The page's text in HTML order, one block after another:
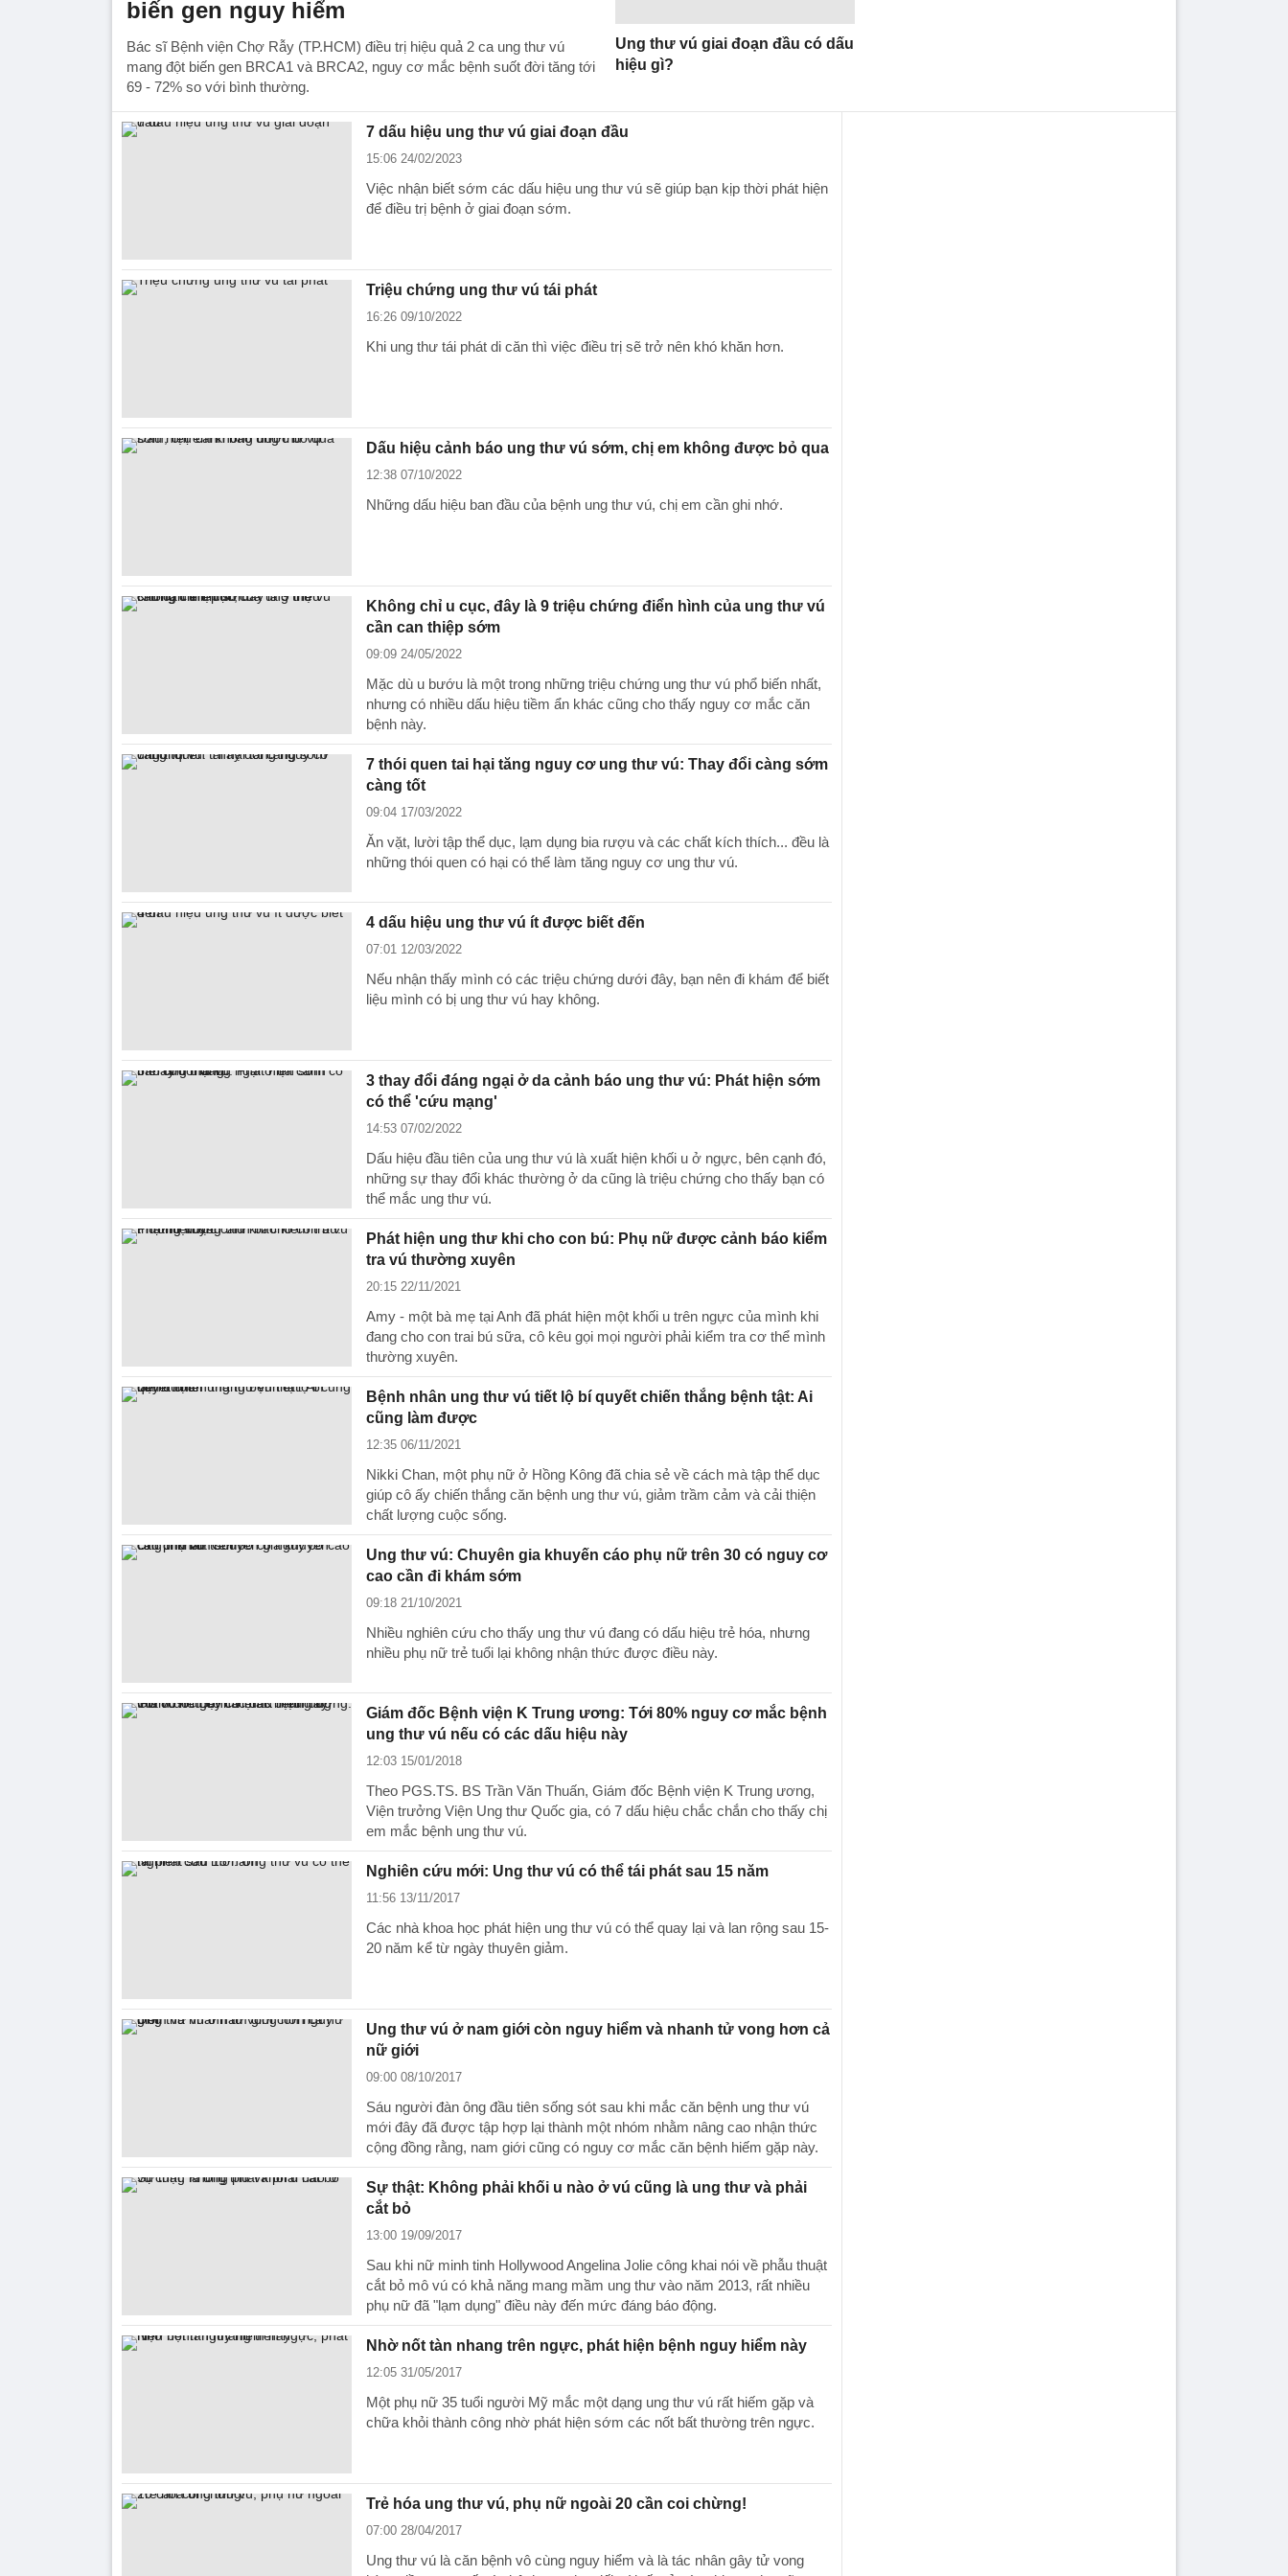
biến gen nguy hiểm
Bác sĩ Bệnh viện Chợ Rẫy (TP.HCM) điều trị hiệu quả 2 ca ung thư vú
mang đột biến gen BRCA1 và BRCA2, nguy cơ mắc bệnh suốt đời tăng tới
69 - 72% so với bình thường.
Ung thư vú giai đoạn đầu có dấu
hiệu gì?
7 dấu hiệu ung thư vú giai đoạn đầu
15:06 24/02/2023
Việc nhận biết sớm các dấu hiệu ung thư vú sẽ giúp bạn kịp thời phát hiện
để điều trị bệnh ở giai đoạn sớm.
Triệu chứng ung thư vú tái phát
16:26 09/10/2022
Khi ung thư tái phát di căn thì việc điều trị sẽ trở nên khó khăn hơn.
Dấu hiệu cảnh báo ung thư vú sớm, chị em không được bỏ qua
12:38 07/10/2022
Những dấu hiệu ban đầu của bệnh ung thư vú, chị em cần ghi nhớ.
Không chỉ u cục, đây là 9 triệu chứng điển hình của ung thư vú
cần can thiệp sớm
09:09 24/05/2022
Mặc dù u bướu là một trong những triệu chứng ung thư vú phổ biến nhất,
nhưng có nhiều dấu hiệu tiềm ẩn khác cũng cho thấy nguy cơ mắc căn
bệnh này.
7 thói quen tai hại tăng nguy cơ ung thư vú: Thay đổi càng sớm
càng tốt
09:04 17/03/2022
Ăn vặt, lười tập thể dục, lạm dụng bia rượu và các chất kích thích... đều là
những thói quen có hại có thể làm tăng nguy cơ ung thư vú.
4 dấu hiệu ung thư vú ít được biết đến
07:01 12/03/2022
Nếu nhận thấy mình có các triệu chứng dưới đây, bạn nên đi khám để biết
liệu mình có bị ung thư vú hay không.
3 thay đổi đáng ngại ở da cảnh báo ung thư vú: Phát hiện sớm
có thể 'cứu mạng'
14:53 07/02/2022
Dấu hiệu đầu tiên của ung thư vú là xuất hiện khối u ở ngực, bên cạnh đó,
những sự thay đổi khác thường ở da cũng là triệu chứng cho thấy bạn có
thể mắc ung thư vú.
Phát hiện ung thư khi cho con bú: Phụ nữ được cảnh báo kiểm
tra vú thường xuyên
20:15 22/11/2021
Amy - một bà mẹ tại Anh đã phát hiện một khối u trên ngực của mình khi
đang cho con trai bú sữa, cô kêu gọi mọi người phải kiểm tra cơ thể mình
thường xuyên.
Bệnh nhân ung thư vú tiết lộ bí quyết chiến thắng bệnh tật: Ai
cũng làm được
12:35 06/11/2021
Nikki Chan, một phụ nữ ở Hồng Kông đã chia sẻ về cách mà tập thể dục
giúp cô ấy chiến thắng căn bệnh ung thư vú, giảm trầm cảm và cải thiện
chất lượng cuộc sống.
Ung thư vú: Chuyên gia khuyến cáo phụ nữ trên 30 có nguy cơ
cao cần đi khám sớm
09:18 21/10/2021
Nhiều nghiên cứu cho thấy ung thư vú đang có dấu hiệu trẻ hóa, nhưng
nhiều phụ nữ trẻ tuổi lại không nhận thức được điều này.
Giám đốc Bệnh viện K Trung ương: Tới 80% nguy cơ mắc bệnh
ung thư vú nếu có các dấu hiệu này
12:03 15/01/2018
Theo PGS.TS. BS Trần Văn Thuấn, Giám đốc Bệnh viện K Trung ương,
Viện trưởng Viện Ung thư Quốc gia, có 7 dấu hiệu chắc chắn cho thấy chị
em mắc bệnh ung thư vú.
Nghiên cứu mới: Ung thư vú có thể tái phát sau 15 năm
11:56 13/11/2017
Các nhà khoa học phát hiện ung thư vú có thể quay lại và lan rộng sau 15-
20 năm kể từ ngày thuyên giảm.
Ung thư vú ở nam giới còn nguy hiểm và nhanh tử vong hơn cả
nữ giới
09:00 08/10/2017
Sáu người đàn ông đầu tiên sống sót sau khi mắc căn bệnh ung thư vú
mới đây đã được tập hợp lại thành một nhóm nhằm nâng cao nhận thức
cộng đồng rằng, nam giới cũng có nguy cơ mắc căn bệnh hiếm gặp này.
Sự thật: Không phải khối u nào ở vú cũng là ung thư và phải
cắt bỏ
13:00 19/09/2017
Sau khi nữ minh tinh Hollywood Angelina Jolie công khai nói về phẫu thuật
cắt bỏ mô vú có khả năng mang mầm ung thư vào năm 2013, rất nhiều
phụ nữ đã "lạm dụng" điều này đến mức đáng báo động.
Nhờ nốt tàn nhang trên ngực, phát hiện bệnh nguy hiểm này
12:05 31/05/2017
Một phụ nữ 35 tuổi người Mỹ mắc một dạng ung thư vú rất hiếm gặp và
chữa khỏi thành công nhờ phát hiện sớm các nốt bất thường trên ngực.
Trẻ hóa ung thư vú, phụ nữ ngoài 20 cần coi chừng!
07:00 28/04/2017
Ung thư vú là căn bệnh vô cùng nguy hiểm và là tác nhân gây tử vong